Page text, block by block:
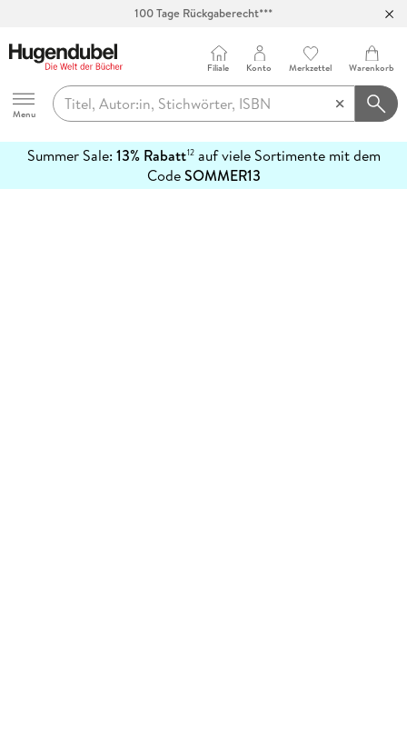
100 Tage Rückgaberecht***
Hugendubel
Menu
Filiale Konto Merkzettel Warenkorb
Summer Sale: 13% Rabatt12auf viele Sortimente mit dem
CodeSOMMER13
erfahren